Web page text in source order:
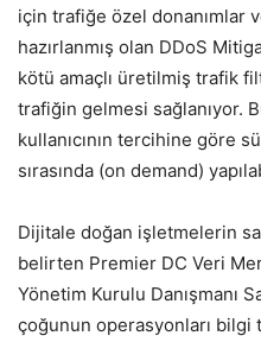
için trafiğe özel donanımlar
hazırlanmış olan DDoS
kötü amaçlı üretilmiş trafik
trafiğin gelmesi sağlanıyor.
kullanıcının tercihine göre
sırasında (on demand)
Dijitale doğan işletmelerin
belirten Premier DC Veri
Yönetim Kurulu Danışmanı
çoğunun operasyonları bilgi